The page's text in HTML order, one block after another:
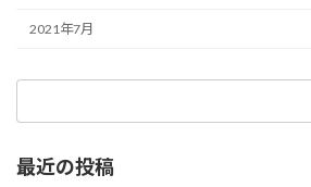
2021年7月
最近の投稿